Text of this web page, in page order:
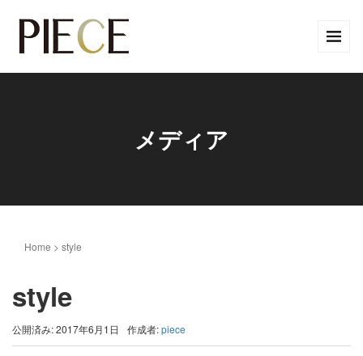
メディア
Home > style
style
公開済み: 2017年6月1日 作成者:piece